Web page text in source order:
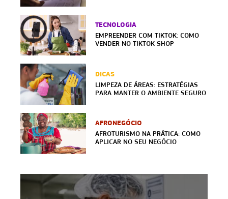
TECNOLOGIA
EMPREENDER COM TIKTOK: COMO
VENDER NO TIKTOK SHOP
DICAS
LIMPEZA DE ÁREAS: ESTRATÉGIAS
PARA MANTER O AMBIENTE SEGURO
AFRONEGÓCIO
AFROTURISMO NA PRÁTICA: COMO
APLICAR NO SEU NEGÓCIO